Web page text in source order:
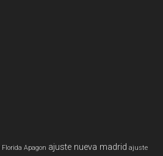
Florida Apagon ajuste nueva madrid ajuste